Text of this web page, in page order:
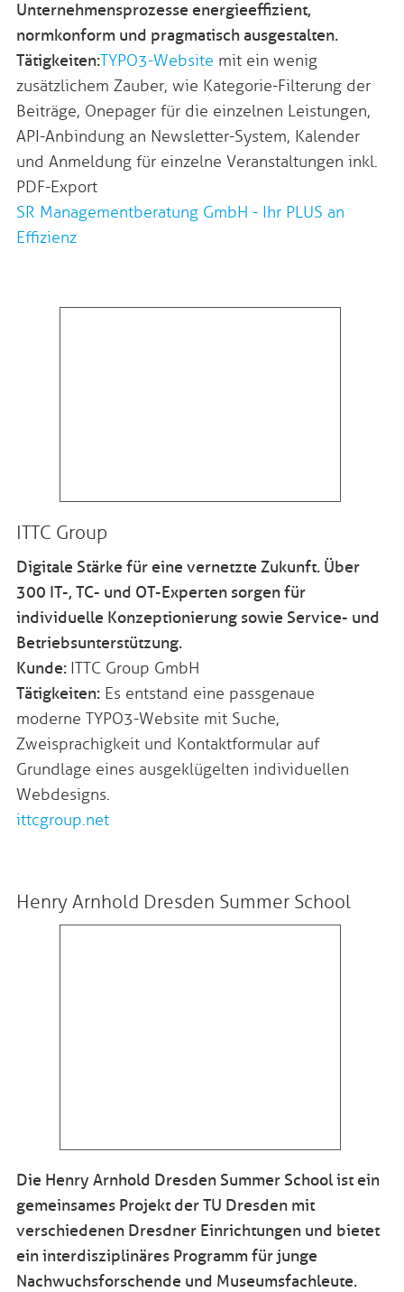
Unternehmens­prozesse energieeffizient,
normkonform und pragmatisch ausgestalten.
Tätigkeiten:TYPO3-Website mit ein wenig
zusätzlichem Zauber, wie Kategorie-Filterung der
Beiträge, Onepager für die einzelnen Leistungen,
API-Anbindung an Newsletter-System, Kalender
und Anmeldung für einzelne Veranstaltungen inkl.
PDF-Export
SR Managementberatung GmbH - Ihr PLUS an
Effizienz
ITTC Group
Digitale Stärke für eine vernetzte Zukunft. Über
300 IT-, TC- und OT-Experten sorgen für
individuelle Konzeptionierung sowie Service- und
Betriebsunterstützung.
Kunde: ITTC Group GmbH
Tätigkeiten:Es entstand eine passgenaue
moderne TYPO3-Website mit Suche,
Zweisprachigkeit und Kontaktformular auf
Grundlage eines ausgeklügelten individuellen
Webdesigns.
ittcgroup.net
Henry Arnhold Dresden Summer School
Die Henry Arnhold Dresden Summer School ist ein
gemeinsames Projekt der TU Dresden mit
verschiedenen Dresdner Einrichtungen und bietet
ein interdisziplinäres Programm für junge
Nachwuchsforschende und Museumsfachleute.